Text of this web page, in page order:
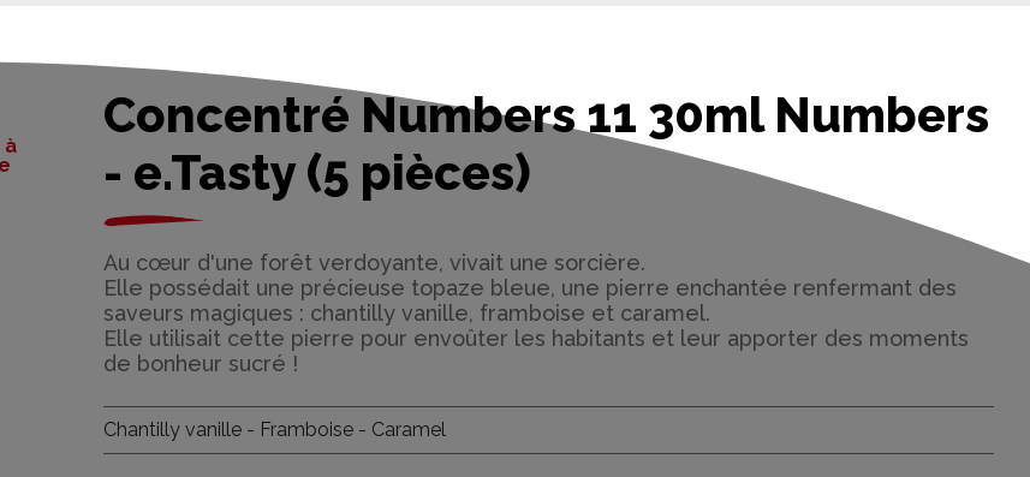
à
Concentré Numbers 11 30ml Numbers
- e.Tasty (5 pièces)
Au cœur d'une forêt verdoyante, vivait une sorcière.
Elle possédait une précieuse topaze bleue, une pierre enchantée renfermant des
saveurs magiques : chantilly vanille, framboise et caramel.
Elle utilisait cette pierre pour envoûter les habitants et leur apporter des moments
de bonheur sucré !
Chantilly vanille - Framboise - Caramel